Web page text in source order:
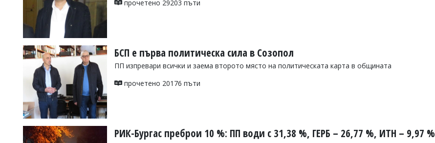
сигнализирайте
прочетено 29203 пъти
БСП е първа политическа сила в Созопол
ПП изпревари всички и заема второто място на политическата карта в общината
прочетено 20176 пъти
РИК-Бургас преброи 10 %: ПП води с 31,38 %, ГЕРБ – 26,77 %, ИТН – 9,97 %